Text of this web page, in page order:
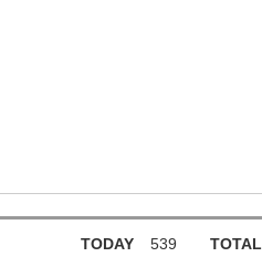
TODAY 539 TOTAL